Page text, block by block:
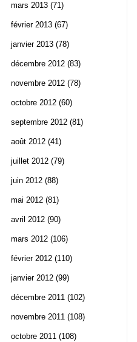
mars 2013 (71)
février 2013 (67)
janvier 2013 (78)
décembre 2012 (83)
novembre 2012 (78)
octobre 2012 (60)
septembre 2012 (81)
août 2012 (41)
juillet 2012 (79)
juin 2012 (88)
mai 2012 (81)
avril 2012 (90)
mars 2012 (106)
février 2012 (110)
janvier 2012 (99)
décembre 2011 (102)
novembre 2011 (108)
octobre 2011 (108)